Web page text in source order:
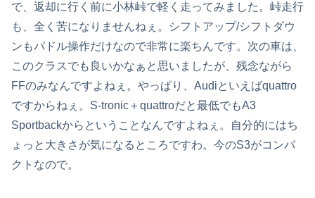
で、返却に行く前に小林峠で軽く走ってみました。峠走行
も、全く苦になりませんねぇ。シフトアップ/シフトダウ
ンもパドル操作だけなので非常に楽ちんです。次の車は、
このクラスでも良いかなぁと思いましたが、残念ながら
FFのみなんですよねぇ。やっぱり、Audiといえばquattro
ですからねぇ。S-tronic＋quattroだと最低でもA3
Sportbackからということなんですよねぇ。自分的にはち
ょっと大きさが気になるところですわ。今のS3がコンパ
クトなので。